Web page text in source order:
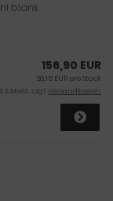
blank
156,90 EUR
26,15 EUR pro Stück
% MwSt. zzgl.Versandkosten